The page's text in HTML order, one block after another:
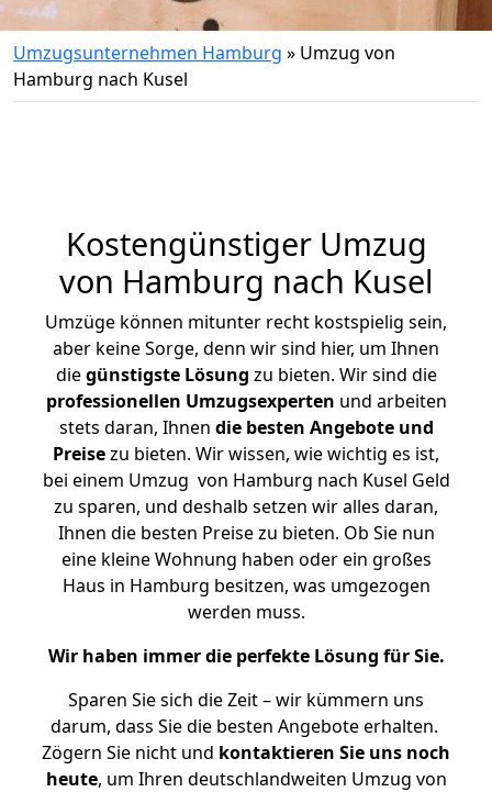
Umzugsunternehmen Hamburg » Umzug von
Hamburg nach Kusel
Kostengünstiger Umzug
von Hamburg nach Kusel
Umzüge können mitunter recht kostspielig sein,
aber keine Sorge, denn wir sind hier, um Ihnen
diegünstigste Lösung zu bieten. Wir sind die
professionellen Umzugsexperten und arbeiten
stets daran, Ihnen die besten Angebote und
Preisezu bieten. Wir wissen, wie wichtig es ist,
bei einem Umzug von Hamburg nach Kusel Geld
zu sparen, und deshalb setzen wir alles daran,
Ihnen die besten Preise zu bieten. Ob Sie nun
eine kleine Wohnung haben oder ein großes
Haus in Hamburg besitzen, was umgezogen
werden muss.
Wir haben immer die perfekte Lösung für Sie.
Sparen Sie sich die Zeit – wir kümmern uns
darum, dass Sie die besten Angebote erhalten.
Zögern Sie nicht und kontaktieren Sie uns noch
heute, um Ihren deutschlandweiten Umzug von